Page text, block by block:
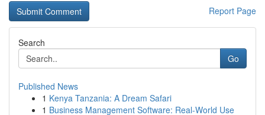
Report Page
Search
Go
Published News
1 Kenya Tanzania: A Dream Safari
1 Business Management Software: Real-World Use